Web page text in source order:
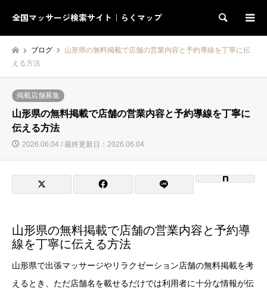
全国マッサージ検索サイト｜らくマップ 検索
ブログ
山形県の無料掲載で店舗の営業内容と予約導線を丁寧に伝
える方法
掲載店舗募集
山形県の無料掲載で店舗の営業内容と予約導線を丁寧に
伝える方法
2026.06.04 / 最終更新日：2026.06.04
山形県の無料掲載で店舗の営業内容と予約導
線を丁寧に伝える方法
山形県で出張マッサージやリラクゼーション店舗の無料掲載を考
えるとき、ただ店舗名を載せるだけでは利用者に十分な情報が伝